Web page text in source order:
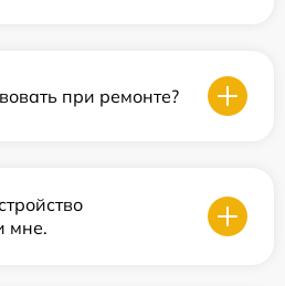
при ремонте?
мне.